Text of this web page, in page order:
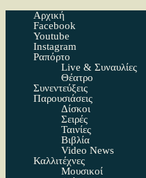
Αρχική
Facebook
Youtube
Instagram
Ραπόρτο
Live & Συναυλίες
Θέατρο
Συνεντεύξεις
Παρουσιάσεις
Δίσκοι
Σειρές
Ταινίες
Βιβλία
Video News
Καλλιτέχνες
Μουσικοί